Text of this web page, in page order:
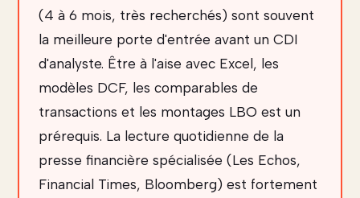
(4 à 6 mois, très recherchés) sont souvent
la meilleure porte d'entrée avant un CDI
d'analyste. Être à l'aise avec Excel, les
modèles DCF, les comparables de
transactions et les montages LBO est un
prérequis. La lecture quotidienne de la
presse financière spécialisée (Les Echos,
Financial Times, Bloomberg) est fortement